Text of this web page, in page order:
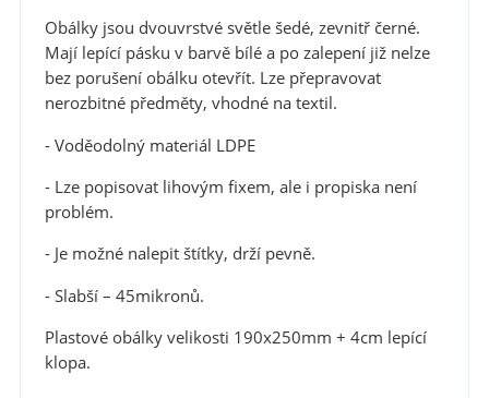
Obálky jsou dvouvrstvé světle šedé, zevnitř černé.
Mají lepící pásku v barvě bílé a po zalepení již nelze
bez porušení obálku otevřít. Lze přepravovat
nerozbitné předměty, vhodné na textil.
- Voděodolný materiál LDPE
- Lze popisovat lihovým fixem, ale i propiska není
problém.
- Je možné nalepit štítky, drží pevně.
- Slabší– 45mikronů.
Plastové obálky velikosti 190x250mm + 4cm lepící
klopa.